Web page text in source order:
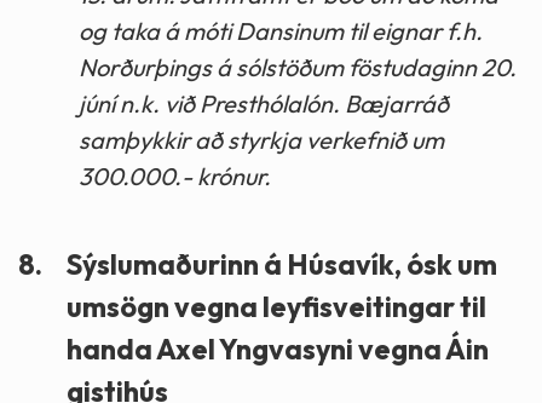
og taka á móti Dansinum til eignar f.h.
Norðurþings á sólstöðum föstudaginn 20.
júní n.k. við Presthólalón. Bæjarráð
samþykkir að styrkja verkefnið um
300.000.- krónur.
8.
Sýslumaðurinn á Húsavík, ósk um
umsögn vegna leyfisveitingar til
handa Axel Yngvasyni vegna Áin
gistihús